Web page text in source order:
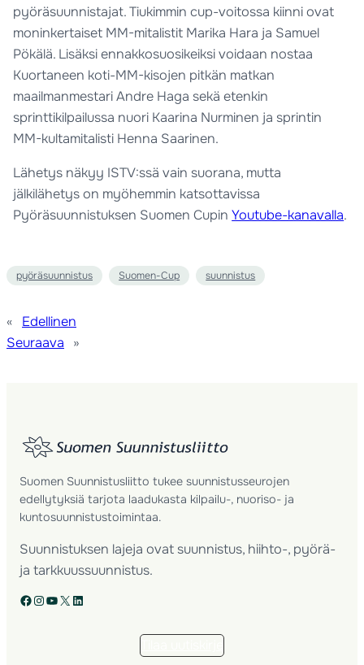
pyöräsuunnistajat. Tiukimmin cup-voitossa kiinni ovat
moninkertaiset MM-mitalistit Marika Hara ja Samuel
Pökälä. Lisäksi ennakkosuosikeiksi voidaan nostaa
Kuortaneen koti-MM-kisojen pitkän matkan
maailmanmestari Andre Haga sekä etenkin
sprinttikilpailussa nuori Kaarina Nurminen ja sprintin
MM-kultamitalisti Henna Saarinen.
Lähetys näkyy ISTV:ssä vain suorana, mutta
jälkilähetys on myöhemmin katsottavissa
Pyöräsuunnistuksen Suomen CupinYoutube-kanavalla.
pyöräsuunnistus Suomen-Cup suunnistus
«
Edellinen
Seuraava
»
Suomen Suunnistusliitto tukee suunnistusseurojen
edellytyksiä tarjota laadukasta kilpailu-, nuoriso- ja
kuntosuunnistustoimintaa.
Suunnistuksen lajeja ovat suunnistus, hiihto-, pyörä-
ja tarkkuussuunnistus.
Facebook Instagram YouTube X LinkedIn